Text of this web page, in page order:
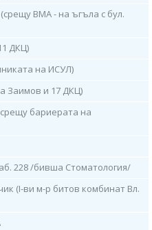
Водопад”, бл. 242 (срещу
до петък/
ет. 1 (до 26 ДКЦ)
до петък/
бивша 27ДКЦ)
1 (до 25 ДКЦ)
ВМА - на ъгъла с бул.
ДКЦ)
на ИСУЛ)
Заимов и 17 ДКЦ)
бариерата на
228 /бивша Стоматология/
(I-ви м-р битов комбинат Вл.